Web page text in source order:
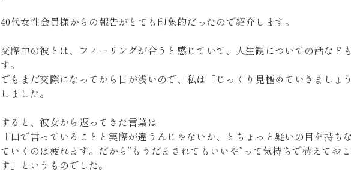
40代女性会員様からの報告がとても印象的だったので紹介します。
交際中の彼とは、フィーリングが合うと感じていて、人生観についての話など
す。
でもまだ交際になってから日が浅いので、私は「じっくり見極めていきましょ
しました。
すると、彼女から返ってきた言葉は
「口で言っていることと実際が違うんじゃないか、とちょっと疑いの目を持ち
ていくのは疲れます。だから”もうだまされてもいいや”って気持ちで構えてお
す」というものでした。